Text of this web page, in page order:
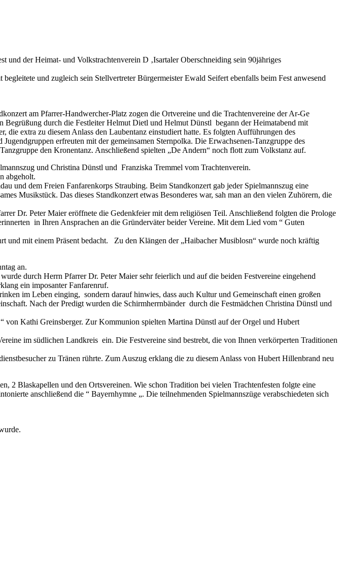
und der Heimat- und Volkstrachtenverein D ‚Isartaler Oberschneiding sein 90jähriges
und zugleich sein Stellvertreter Bürgermeister Ewald Seifert ebenfalls beim Fest anwesend
am Pfarrer-Handwercher-Platz zogen die Ortvereine und die Trachtenvereine der Ar-Ge
durch die Festleiter Helmut Dietl und Helmut Dünstl begann der Heimatabend mit
extra zu diesem Anlass den Laubentanz einstudiert hatte. Es folgten Aufführungen des
erfreuten mit der gemeinsamen Sternpolka. Die Erwachsenen-Tanzgruppe des
den Kronentanz. Anschließend spielten „De Andern“ noch flott zum Volkstanz auf.
und Christina Dünstl und Franziska Tremmel vom Trachtenverein.
abgeholt.
und dem Freien Fanfarenkorps Straubing. Beim Standkonzert gab jeder Spielmannszug eine
Musikstück. Das dieses Standkonzert etwas Besonderes war, sah man an den vielen Zuhörern, die
Dr. Peter Maier eröffnete die Gedenkfeier mit dem religiösen Teil. Anschließend folgten die Prologe
in Ihren Ansprachen an die Gründerväter beider Vereine. Mit dem Lied vom “ Guten
und mit einem Präsent bedacht. Zu den Klängen der „Haibacher Musiblosn“ wurde noch kräftig
an.
durch Herrn Pfarrer Dr. Peter Maier sehr feierlich und auf die beiden Festvereine eingehend
ein imposanter Fanfarenruf.
im Leben einging, sondern darauf hinwies, dass auch Kultur und Gemeinschaft einen großen
Nach der Predigt wurden die Schirmherrnbänder durch die Festmädchen Christina Dünstl und
von Kathi Greinsberger. Zur Kommunion spielten Martina Dünstl auf der Orgel und Hubert
im südlichen Landkreis ein. Die Festvereine sind bestrebt, die von Ihnen verkörperten Traditionen
zu Tränen rührte. Zum Auszug erklang die zu diesem Anlass von Hubert Hillenbrand neu
2 Blaskapellen und den Ortsvereinen. Wie schon Tradition bei vielen Trachtenfesten folgte eine
anschließend die “ Bayernhymne „. Die teilnehmenden Spielmannszüge verabschiedeten sich